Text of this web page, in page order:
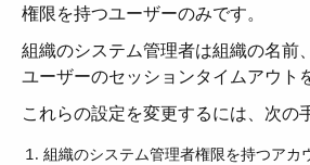
権限を持つユーザーのみです。
組織のシステム管理者は組織の名前
ユーザーのセッションタイムアウト
これらの設定を変更するには、次の
組織のシステム管理者権限を持つアカ